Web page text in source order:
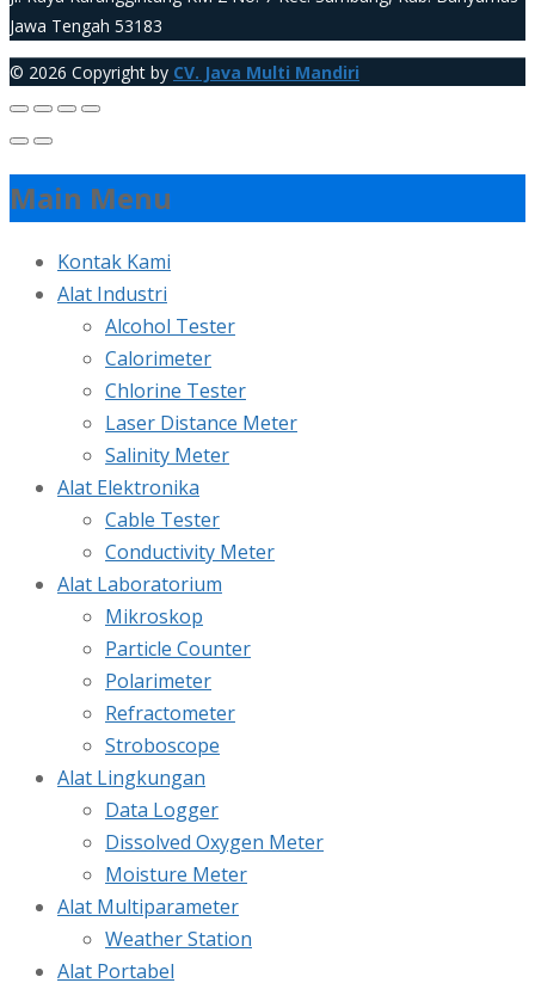
Jawa Tengah 53183
© 2026 Copyright by CV. Java Multi Mandiri
Main Menu
Kontak Kami
Alat Industri
Alcohol Tester
Calorimeter
Chlorine Tester
Laser Distance Meter
Salinity Meter
Alat Elektronika
Cable Tester
Conductivity Meter
Alat Laboratorium
Mikroskop
Particle Counter
Polarimeter
Refractometer
Stroboscope
Alat Lingkungan
Data Logger
Dissolved Oxygen Meter
Moisture Meter
Alat Multiparameter
Weather Station
Alat Portabel